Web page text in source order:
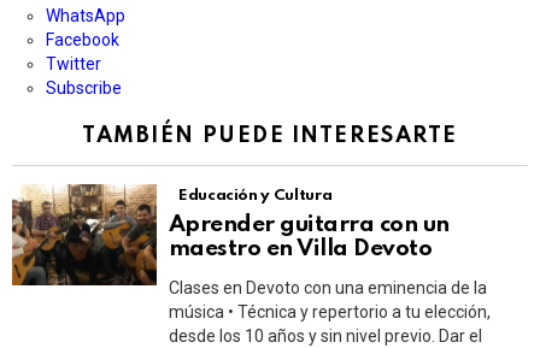
WhatsApp
Facebook
Twitter
Subscribe
TAMBIÉN PUEDE INTERESARTE
Educación y Cultura
Aprender guitarra con un
maestro en Villa Devoto
Clases en Devoto con una eminencia de la
música • Técnica y repertorio a tu elección,
desde los 10 años y sin nivel previo. Dar el